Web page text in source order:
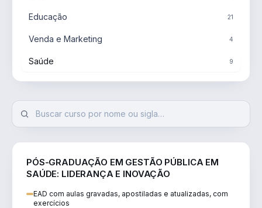
Educação 21
Venda e Marketing 4
Saúde 9
PÓS-GRADUAÇÃO EM GESTÃO PÚBLICA EM
SAÚDE: LIDERANÇA E INOVAÇÃO
EAD com aulas gravadas, apostiladas e atualizadas, com
exercícios